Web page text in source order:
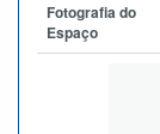
Fotografia do
Espaço